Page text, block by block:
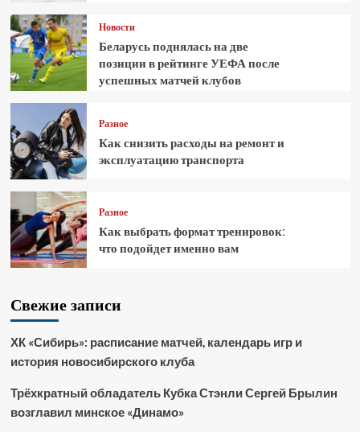
Новости
Беларусь поднялась на две
позиции в рейтинге УЕФА после
успешных матчей клубов
Разное
Как снизить расходы на ремонт и
эксплуатацию транспорта
Разное
Как выбрать формат тренировок:
что подойдет именно вам
Свежие записи
ХК «Сибирь»: расписание матчей, календарь игр и
история новосибирского клуба
Трёхкратный обладатель Кубка Стэнли Сергей Брылин
возглавил минское «Динамо»